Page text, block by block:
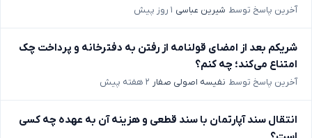
آخرین پاسخ توسط شیرین عباسی ۱ روز پیش
شریکم بعد از امضای قولنامه از رفتن به دفترخانه و پرداخت چک
امتناع می‌کند؛ چه کنم؟
آخرین پاسخ توسط نفیسه اصولی صفار ۲ هفته پیش
انتقال سند آپارتمان با سند قطعی و هزینه آن به عهده چه کسی